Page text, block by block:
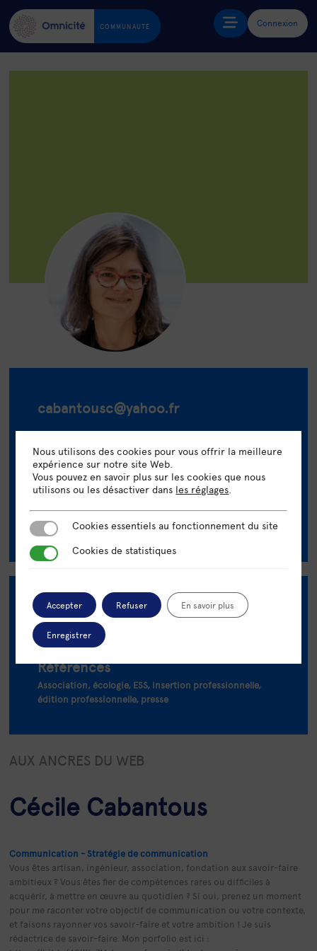
COMMUNAUTÉ Connexion
cabantousc@yahoo.fr
0662876093
Compétences
Rédaction - Copywriting - SEO - Stratégie - Cheffe de
projet communication 360°
Références
Association, écologie, ESS, insertion professionnelle,
édition professionnelle, presse
AUX ANCRES DU WEB
Cécile Cabantous
Communication - Stratégie de communication
Vous êtes artisan, ingénieur, association, fondation aux savoir-faire
ambitieux ? Vous êtes fier de compétences rares ou difficiles à
acquérir, à mettre en œuvre au quotidien ? Si oui, prenez un moment
pour me raconter votre objectif de communication ou votre contexte,
et faisons rayonner vos savoir-faire et votre ambition ! Je suis
rédactrice de savoir-faire. Mon porfolio est ici :
Nous utilisons des cookies pour vous offrir la meilleure
expérience sur notre site Web.
Vous pouvez en savoir plus sur les cookies que nous
utilisons ou les désactiver dans les réglages
Cookies essentiels au fonctionnement du site
Cookies essentiels au fonctionnement du site
Cookies de statistiques
Cookies de statistiques
Accepter Refuser En savoir plus
Enregistrer